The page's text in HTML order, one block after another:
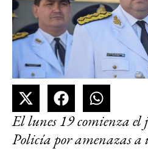
El lunes 19 comienza el
Policía por amenazas a